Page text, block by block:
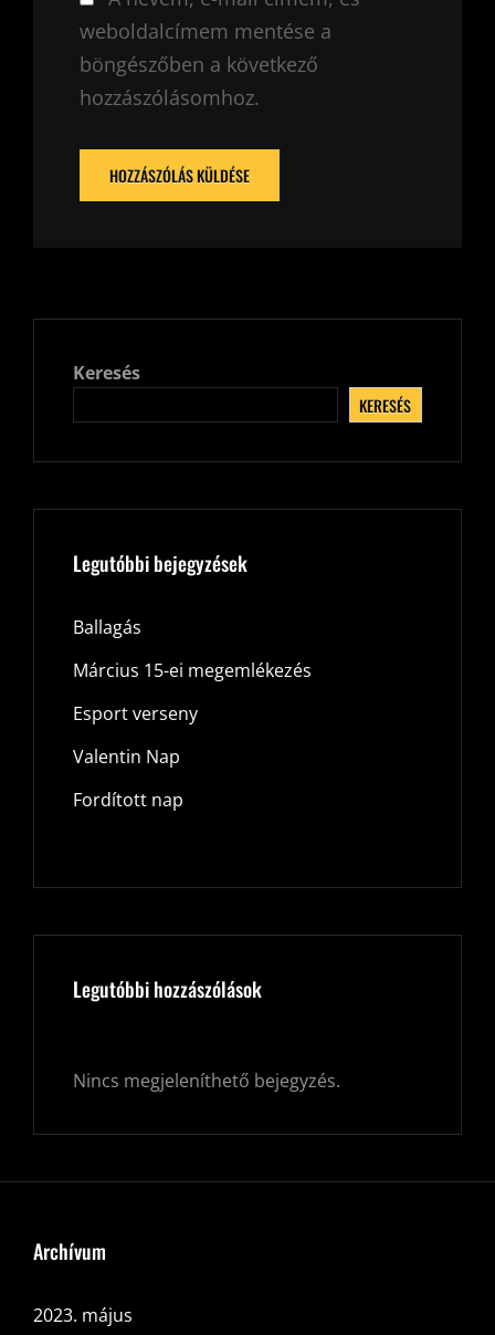
weboldalcímem mentése a
böngészőben a következő
hozzászólásomhoz.
Keresés
KERESÉS
Legutóbbi bejegyzések
Ballagás
Március 15-ei megemlékezés
Esport verseny
Valentin Nap
Fordított nap
Legutóbbi hozzászólások
Nincs megjeleníthető bejegyzés.
Archívum
2023. május